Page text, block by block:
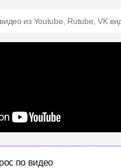
из Youtube, Rutube, VK
по видео